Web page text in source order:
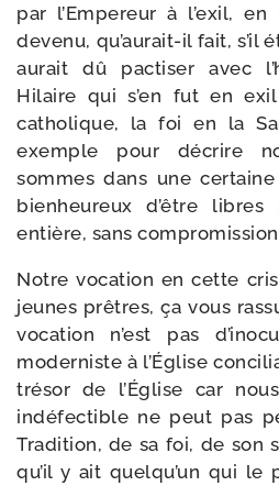
par l’Empereur à l’exil,
deve­nu, qu’aurait-​il fait, s’il
aurait dû pac­ti­ser avec
Hilaire qui s’en fut en
catho­lique, la foi en la
exemple pour décrire
sommes dans une
bien­heu­reux d’être
entière, sans com­pro­mis­sion
Notre voca­tion en cette
jeunes prêtres, ça vous
voca­tion n’est pas
moderniste à l’Église
tré­sor de l’Église car
indé­fec­tible ne peut pas
Tradition, de sa foi, de son
qu’il y ait quel­qu’un qui le